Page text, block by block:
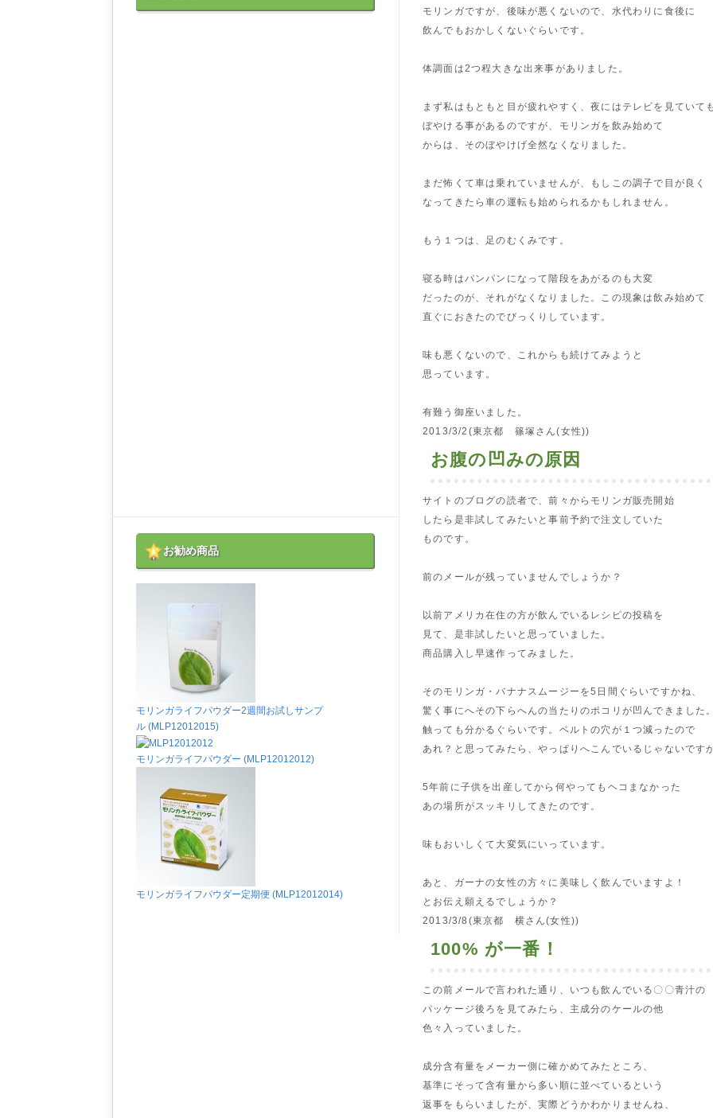
モリンガですが、後味が悪くないので、水代わりに食後に
飲んでもおかしくないぐらいです。
体調面は2つ程大きな出来事がありました。
まず私はもともと目が疲れやすく、夜にはテレビを見ていて
ぼやける事があるのですが、モリンガを飲み始めて
からは、そのぼやけげ全然なくなりました。
まだ怖くて車は乗れていませんが、もしこの調子で目が良く
なってきたら車の運転も始められるかもしれません。
もう１つは、足のむくみです。
寝る時はパンパンになって階段をあがるのも大変
だったのが、それがなくなりました。この現象は飲み始めて
直ぐにおきたのでびっくりしています。
味も悪くないので、これからも続けてみようと
思っています。
有難う御座いました。
2013/3/2(東京都 篠塚さん(女性))
お腹の凹みの原因
サイトのブログの読者で、前々からモリンガ販売開始
したら是非試してみたいと事前予約で注文していた
ものです。
前のメールが残っていませんでしょうか？
以前アメリカ在住の方が飲んでいるレシピの投稿を
見て、是非試したいと思っていました。
商品購入し早速作ってみました。
そのモリンガ・バナナスムージーを5日間ぐらいですかね、
驚く事にへその下らへんの当たりのポコリが凹んできました
触っても分かるぐらいです。ベルトの穴が１つ減ったので
あれ？と思ってみたら、やっぱりへこんでいるじゃないです
5年前に子供を出産してから何やってもヘコまなかった
あの場所がスッキリしてきたのです。
味もおいしくて大変気にいっています。
あと、ガーナの女性の方々に美味しく飲んでいますよ！
とお伝え願えるでしょうか？
2013/3/8(東京都 横さん(女性))
100% が一番！
この前メールで言われた通り、いつも飲んでいる〇〇青汁の
パッケージ後ろを見てみたら、主成分のケールの他
色々入っていました。
成分含有量をメーカー側に確かめてみたところ、
基準にそって含有量から多い順に並べているという
返事をもらいましたが、実際どうかわかりませんね、
お勧め商品
モリンガライフパウダー2週間お試しサンプ
ル (MLP12012015)
モリンガライフパウダー (MLP12012012)
モリンガライフパウダー定期便 (MLP12012014)